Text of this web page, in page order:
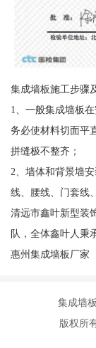
集成墙板施工步骤
1、一般集成墙板
务必使材料切面平
拼缝极不整齐；
2、墙体和背景墙
线、腰线、门套线
清远市鑫叶新型装
队，全体鑫叶人秉
惠州集成墙板厂家
集成墙
版权所